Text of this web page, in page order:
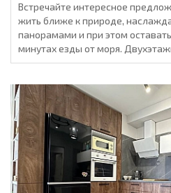
Встречайте интересное
жить ближе к природе,
панорамами и при этом
минутах езды от моря.